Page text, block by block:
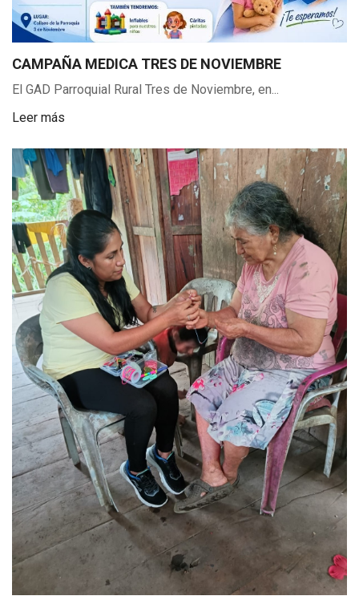
CAMPAÑA MEDICA TRES DE NOVIEMBRE
El GAD Parroquial Rural Tres de Noviembre, en...
Leer más